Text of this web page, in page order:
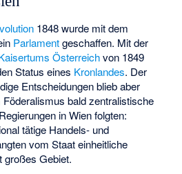
1848 wurde mit dem
Parlamentgeschaffen. Mit der
Österreichvon 1849
Status eines Kronlandes. Der
Entscheidungen blieb aber
bald zentralistische
Regierungen in Wien folgten:
tätige Handels- und
vom Staat einheitliche
großes Gebiet.